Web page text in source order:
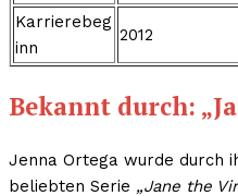
Karrierebeg
inn
2012
Bekannt durch:
Jenna Ortega wurde durch
beliebten Serie „Jane the